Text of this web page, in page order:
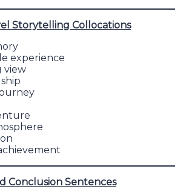
Storytelling Collocations
experience
view
Conclusion Sentences